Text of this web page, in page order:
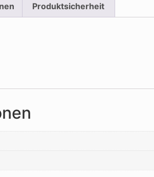
Produktsicherheit